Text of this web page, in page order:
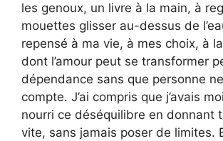
les genoux, un livre à la main, à
mouettes glisser au-dessus de
repensé à ma vie, à mes choix, à
dont l’amour peut se transformer
dépendance sans que personne
compte. J’ai compris que j’avais
nourri ce déséquilibre en donnant
vite, sans jamais poser de limites.